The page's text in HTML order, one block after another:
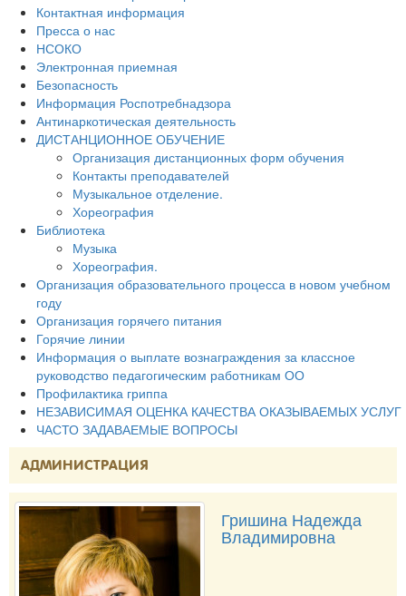
Контактная информация
Пресса о нас
НСОКО
Электронная приемная
Безопасность
Информация Роспотребнадзора
Антинаркотическая деятельность
ДИСТАНЦИОННОЕ ОБУЧЕНИЕ
Организация дистанционных форм обучения
Контакты преподавателей
Музыкальное отделение.
Хореография
Библиотека
Музыка
Хореография.
Организация образовательного процесса в новом учебном
году
Организация горячего питания
Горячие линии
Информация о выплате вознаграждения за классное
руководство педагогическим работникам ОО
Профилактика гриппа
НЕЗАВИСИМАЯ ОЦЕНКА КАЧЕСТВА ОКАЗЫВАЕМЫХ УСЛУГ
ЧАСТО ЗАДАВАЕМЫЕ ВОПРОСЫ
АДМИНИСТРАЦИЯ
Гришина Надежда
Владимировна